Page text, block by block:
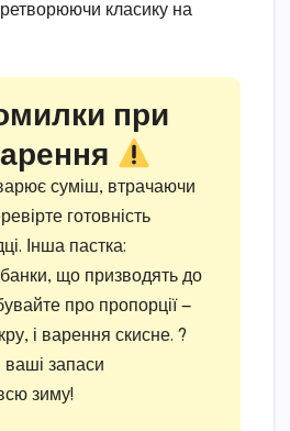
класику на
при
суміш, втрачаючи
готовність
Інша пастка:
банки, що призводять до
про пропорції —
і варення скисне. ?
ваші запаси
зиму!